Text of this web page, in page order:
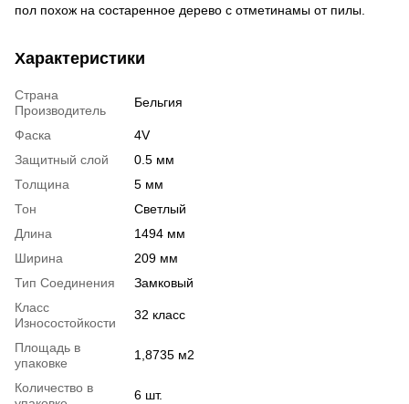
пол похож на состаренное дерево с отметинамы от пилы.
Характеристики
Страна
Производитель
Бельгия
Фаска
4V
Защитный слой
0.5 мм
Толщина
5 мм
Тон
Светлый
Длина
1494 мм
Ширина
209 мм
Тип Соединения
Замковый
Класс
Износостойкости
32 класс
Площадь в
упаковке
1,8735 м2
Количество в
6 шт.